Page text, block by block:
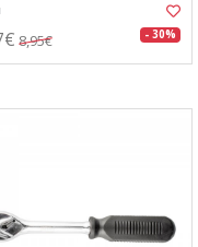
8,95€ - 30%